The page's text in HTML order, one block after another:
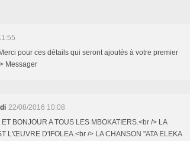
pour ces détails qui seront ajoutés à votre premier
Messager
22/08/2016 10:08
BONJOUR A TOUS LES MBOKATIERS.<br /> LA
L'ŒUVRE D'IFOLEA.<br /> LA CHANSON "ATA ELEKA